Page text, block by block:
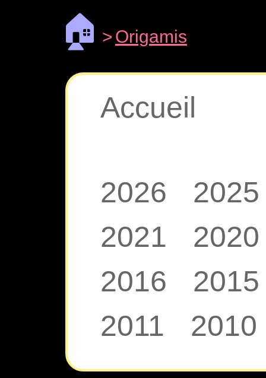
🏠 > Origamis
Accueil
2026
2025
2021
2020
2016
2015
2011
2010